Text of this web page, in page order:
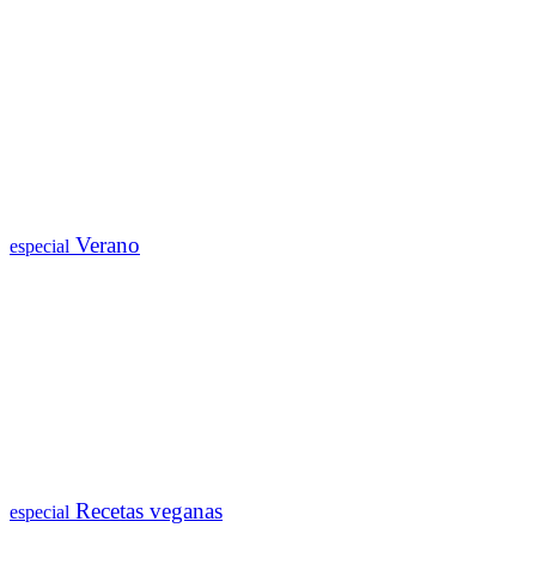
especial Verano
especial Recetas veganas